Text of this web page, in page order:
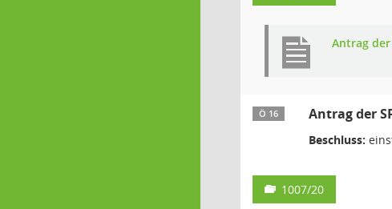
Antrag
Ö 16 Antrag der
Beschluss:
1007/20